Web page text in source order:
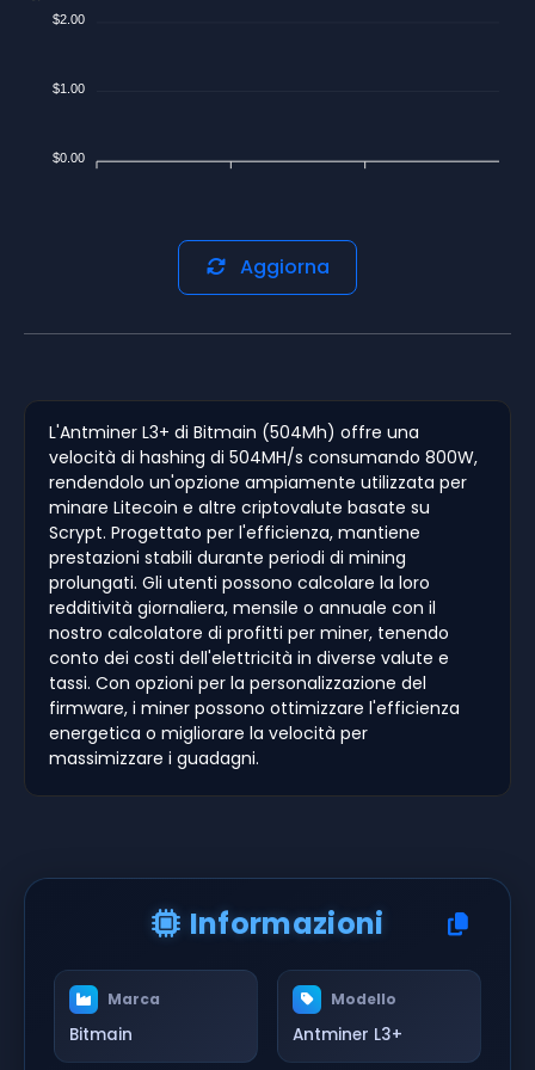
$2.00
$1.00
$0.00
Aggiorna
L'Antminer L3+ di Bitmain (504Mh) offre una
velocità di hashing di 504MH/s consumando 800W,
rendendolo un'opzione ampiamente utilizzata per
minare Litecoin e altre criptovalute basate su
Scrypt. Progettato per l'efficienza, mantiene
prestazioni stabili durante periodi di mining
prolungati. Gli utenti possono calcolare la loro
redditività giornaliera, mensile o annuale con il
nostro calcolatore di profitti per miner, tenendo
conto dei costi dell'elettricità in diverse valute e
tassi. Con opzioni per la personalizzazione del
firmware, i miner possono ottimizzare l'efficienza
energetica o migliorare la velocità per
massimizzare i guadagni.
Informazioni
Marca
Bitmain
Modello
Antminer L3+